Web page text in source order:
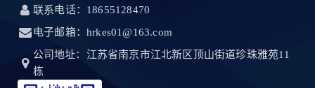
联系电话：18655128470
电子邮箱：hrkes01@163.com
公司地址：江苏省南京市江北新区顶山街道珍珠雅苑11
栋